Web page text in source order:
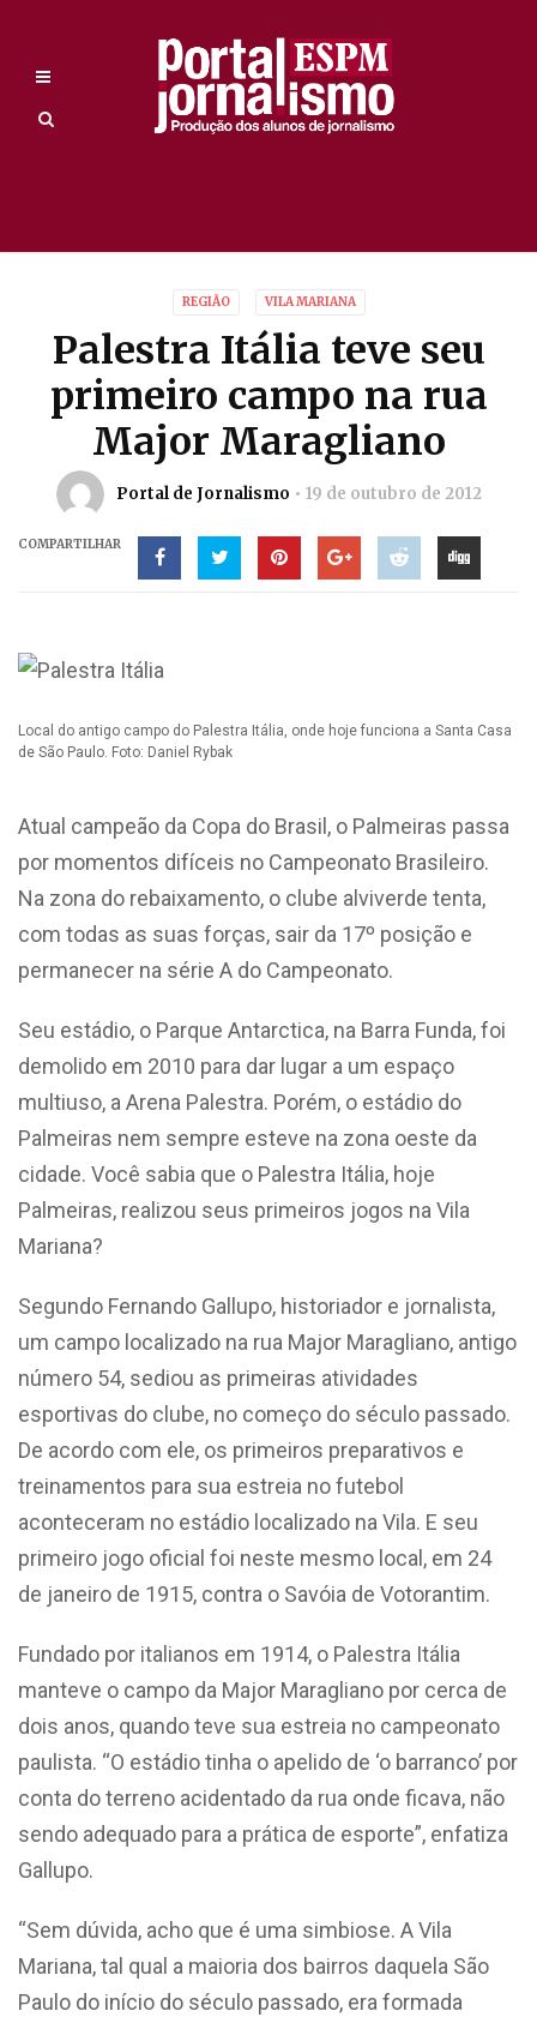
REGIÃO VILA MARIANA
Palestra Itália teve seu
primeiro campo na rua
Major Maragliano
Portal de Jornalismo 19 de outubro de 2012
COMPARTILHAR
Local do antigo campo do Palestra Itália, onde hoje funciona a Santa Casa
de São Paulo. Foto: Daniel Rybak
Atual campeão da Copa do Brasil, o Palmeiras passa
por momentos difíceis no Campeonato Brasileiro.
Na zona do rebaixamento, o clube alviverde tenta,
com todas as suas forças, sair da 17º posição e
permanecer na série A do Campeonato.
Seu estádio, o Parque Antarctica, na Barra Funda, foi
demolido em 2010 para dar lugar a um espaço
multiuso, a Arena Palestra. Porém, o estádio do
Palmeiras nem sempre esteve na zona oeste da
cidade. Você sabia que o Palestra Itália, hoje
Palmeiras, realizou seus primeiros jogos na Vila
Mariana?
Segundo Fernando Gallupo, historiador e jornalista,
um campo localizado na rua Major Maragliano, antigo
número 54, sediou as primeiras atividades
esportivas do clube, no começo do século passado.
De acordo com ele, os primeiros preparativos e
treinamentos para sua estreia no futebol
aconteceram no estádio localizado na Vila. E seu
primeiro jogo oficial foi neste mesmo local, em 24
de janeiro de 1915, contra o Savóia de Votorantim.
Fundado por italianos em 1914, o Palestra Itália
manteve o campo da Major Maragliano por cerca de
dois anos, quando teve sua estreia no campeonato
paulista. “O estádio tinha o apelido de ‘o barranco’ por
conta do terreno acidentado da rua onde ficava, não
sendo adequado para a prática de esporte”, enfatiza
Gallupo.
“Sem dúvida, acho que é uma simbiose. A Vila
Mariana, tal qual a maioria dos bairros daquela São
Paulo do início do século passado, era formada